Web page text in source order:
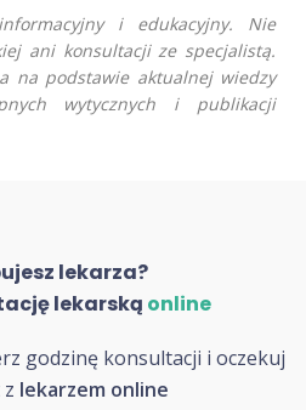
i edukacyjny. Nie
ani konsultacji ze specjalistą.
na podstawie aktualnej wiedzy
wytycznych i publikacji
lekarza?
lekarską online
godzinę konsultacji i oczekuj
lekarzem online